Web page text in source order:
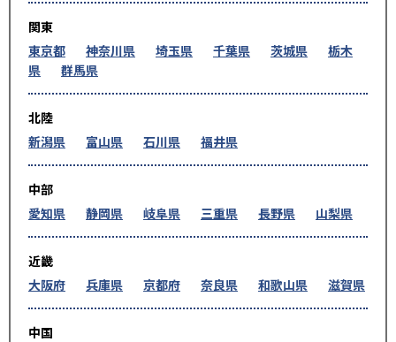
関東
東京都
神奈川県 埼玉県 千葉県 茨城県
栃木
県
群馬県
北陸
新潟県
富山県 石川県 福井県
中部
愛知県
静岡県 岐阜県 三重県 長野県 山梨県
近畿
大阪府
兵庫県 京都府 奈良県 和歌山県 滋賀県
中国